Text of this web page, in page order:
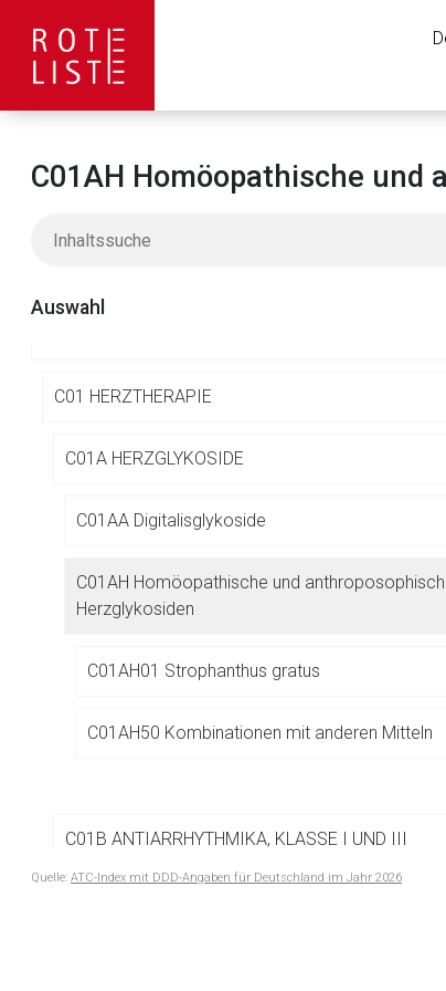
C01AH Homöopathische und
Auswahl
C01 HERZTHERAPIE
C01A HERZGLYKOSIDE
C01AA Digitalisglykoside
C01AH Homöopathische und
Herzglykosiden
C01AH01 Strophanthus gratus
C01AH50 Kombinationen mit anderen Mitteln
C01B ANTIARRHYTHMIKA, KLASSE I UND III
Quelle: ATC-Index mit DDD-Angaben für Deutschland im Jahr 2026
Betreiber